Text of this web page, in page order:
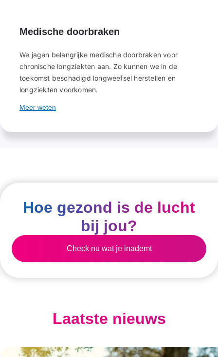
Medische doorbraken
We jagen belangrijke medische doorbraken voor
chronische longziekten aan. Zo kunnen we in de
toekomst beschadigd longweefsel herstellen en
longziekten voorkomen.
Meer weten
Hoe gezond is de lucht
bij jou?
Check nu wat je inademt
Laatste nieuws